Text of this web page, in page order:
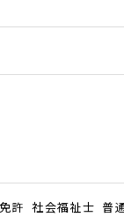
許 社会福祉士 普